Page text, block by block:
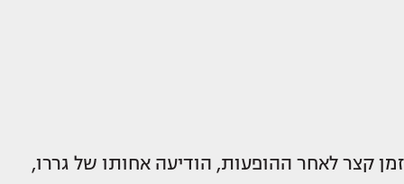
זמן קצר לאחר ההופעות, הודיעה אחותו של גררו,